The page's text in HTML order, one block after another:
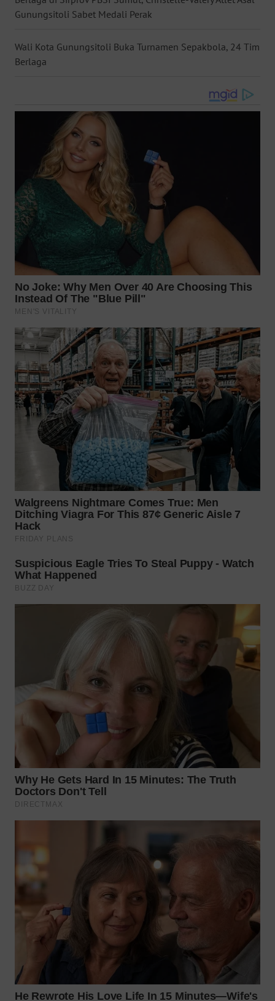
Gunungsitoli Sabet Medali Perak
Wali Kota Gunungsitoli Buka Turnamen Sepakbola, 24 Tim
Berlaga
WN
WN
BALI
WN
KALBAR
KALTENG
WN
KALTARA
WN
KALSEL
WN
KALTIM
WN
SULSEL
GORONTALO
WN
SULUT
WN
MALUKU
WN
WN
DANAU
NIAS
WN
WN
TAPANULI
SELATAN
WN
TANJUNG
LESUNG
KARO